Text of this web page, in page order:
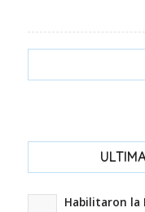
Habilitaron la